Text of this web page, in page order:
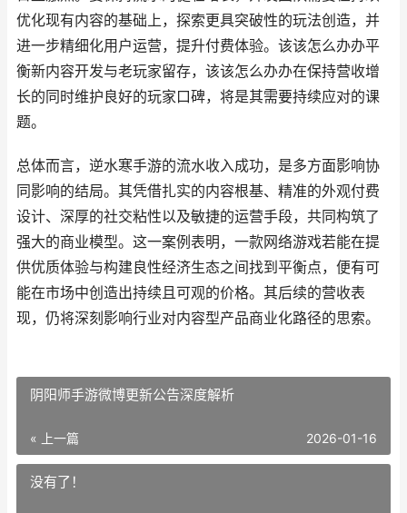
优化现有内容的基础上，探索更具突破性的玩法创造，并
进一步精细化用户运营，提升付费体验。该该怎么办办平
衡新内容开发与老玩家留存，该该怎么办办在保持营收增
长的同时维护良好的玩家口碑，将是其需要持续应对的课
题。
总体而言，逆水寒手游的流水收入成功，是多方面影响协
同影响的结局。其凭借扎实的内容根基、精准的外观付费
设计、深厚的社交粘性以及敏捷的运营手段，共同构筑了
强大的商业模型。这一案例表明，一款网络游戏若能在提
供优质体验与构建良性经济生态之间找到平衡点，便有可
能在市场中创造出持续且可观的价格。其后续的营收表
现，仍将深刻影响行业对内容型产品商业化路径的思索。
阴阳师手游微博更新公告深度解析
« 上一篇 2026-01-16
没有了！